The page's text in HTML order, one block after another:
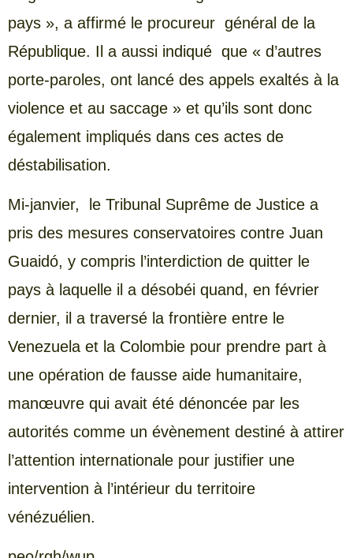
pays », a affirmé le procureur général de la
République. Il a aussi indiqué que « d’autres
porte-paroles, ont lancé des appels exaltés à la
violence et au saccage » et qu’ils sont donc
également impliqués dans ces actes de
déstabilisation.
Mi-janvier, le Tribunal Suprême de Justice a
pris des mesures conservatoires contre Juan
Guaidó, y compris l’interdiction de quitter le
pays à laquelle il a désobéi quand, en février
dernier, il a traversé la frontière entre le
Venezuela et la Colombie pour prendre part à
une opération de fausse aide humanitaire,
manœuvre qui avait été dénoncée par les
autorités comme un évènement destiné à attirer
l’attention internationale pour justifier une
intervention à l’intérieur du territoire
vénézuélien.